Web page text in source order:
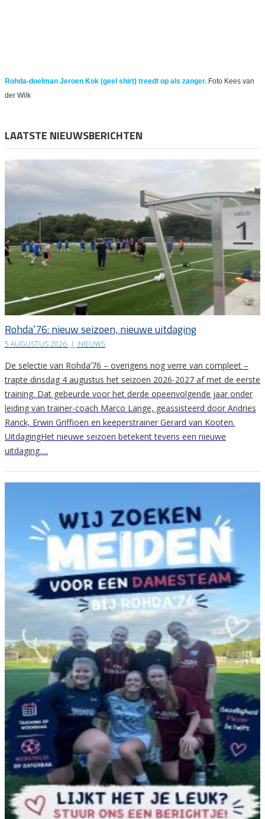
Rohda-doelman Jeroen Kok (geel shirt) treedt op als zanger. Foto Kees van
der Wilk
LAATSTE NIEUWSBERICHTEN
Rohda’76: nieuw seizoen, nieuwe uitdaging
5 AUGUSTUS 2026 | NIEUWS
De selectie van Rohda’76 – overigens nog verre van compleet –
trapte dinsdag 4 augustus het seizoen 2026-2027 af met de eerste
training. Dat gebeurde voor het derde opeenvolgende jaar onder
leiding van trainer-coach Marco Lange, geassisteerd door Andries
Ranck, Erwin Griffioen en keeperstrainer Gerard van Kooten.
UitdagingHet nieuwe seizoen betekent tevens een nieuwe
uitdaging….